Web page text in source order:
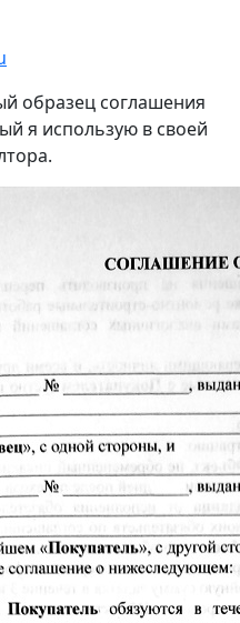
образец соглашения
я использую в своей